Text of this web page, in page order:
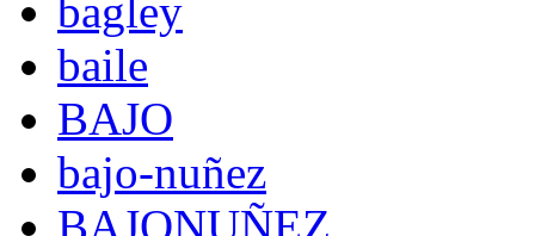
bagley
baile
BAJO
bajo-nuñez